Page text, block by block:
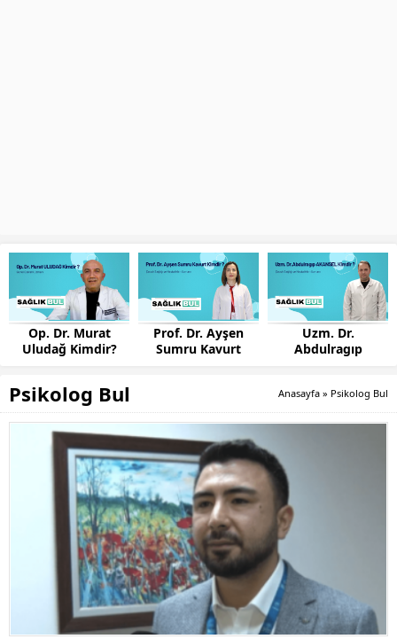
Op. Dr. Murat
Uludağ Kimdir?
Prof. Dr. Ayşen
Sumru Kavurt
Uzm. Dr.
Abdulragıp
Psikolog Bul Anasayfa » Psikolog Bul